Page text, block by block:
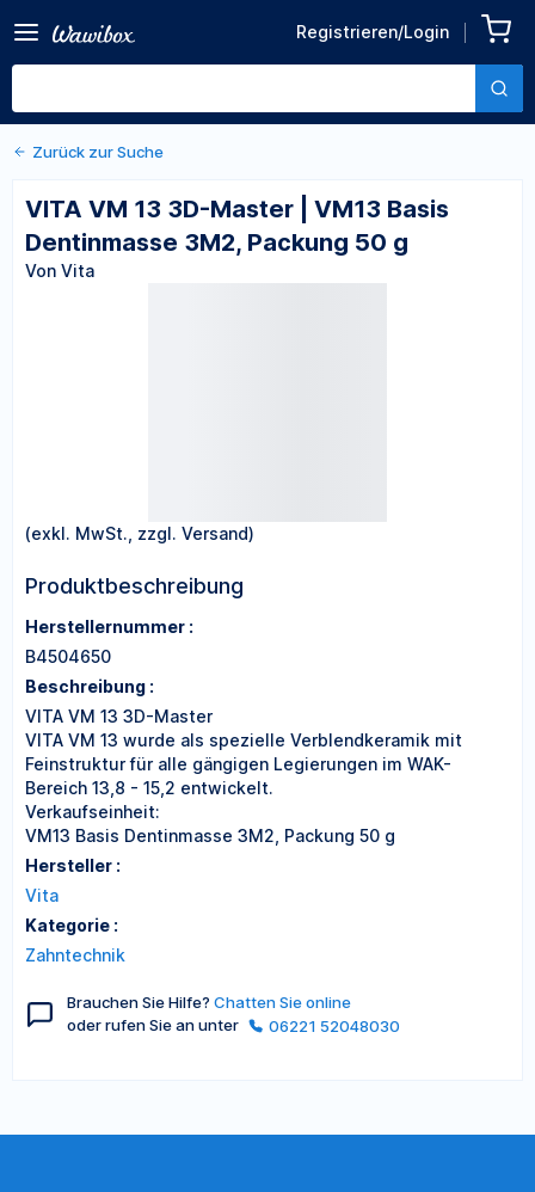
Registrieren/Login
VM13 Basis Dentinmasse
3M2, Packung 50 g
Von Vita
Zurück zu den Produktdetails
Zurück zur Suche
VITA VM 13 3D-Master | VM13 Basis
Dentinmasse 3M2, Packung 50 g
Von Vita
(exkl. MwSt., zzgl. Versand)
Produktbeschreibung
Herstellernummer :
B4504650
Beschreibung :
VITA VM 13 3D-Master
VITA VM 13 wurde als spezielle Verblendkeramik mit
Feinstruktur für alle gängigen Legierungen im WAK-
Bereich 13,8 - 15,2 entwickelt.
Verkaufseinheit:
VM13 Basis Dentinmasse 3M2, Packung 50 g
Hersteller :
Vita
Kategorie :
Zahntechnik
Brauchen Sie Hilfe? Chatten Sie online
oder rufen Sie an unter
06221 52048030